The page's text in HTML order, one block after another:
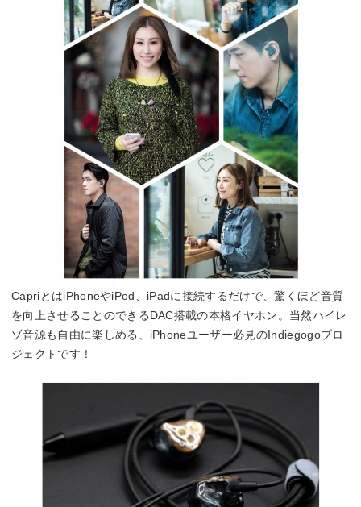
CapriとはiPhoneやiPod、iPadに接続するだけで、驚くほど音質
を向上させることのできるDAC搭載の本格イヤホン。当然ハイレ
ゾ音源も自由に楽しめる、iPhoneユーザー必見のIndiegogoプロ
ジェクトです！